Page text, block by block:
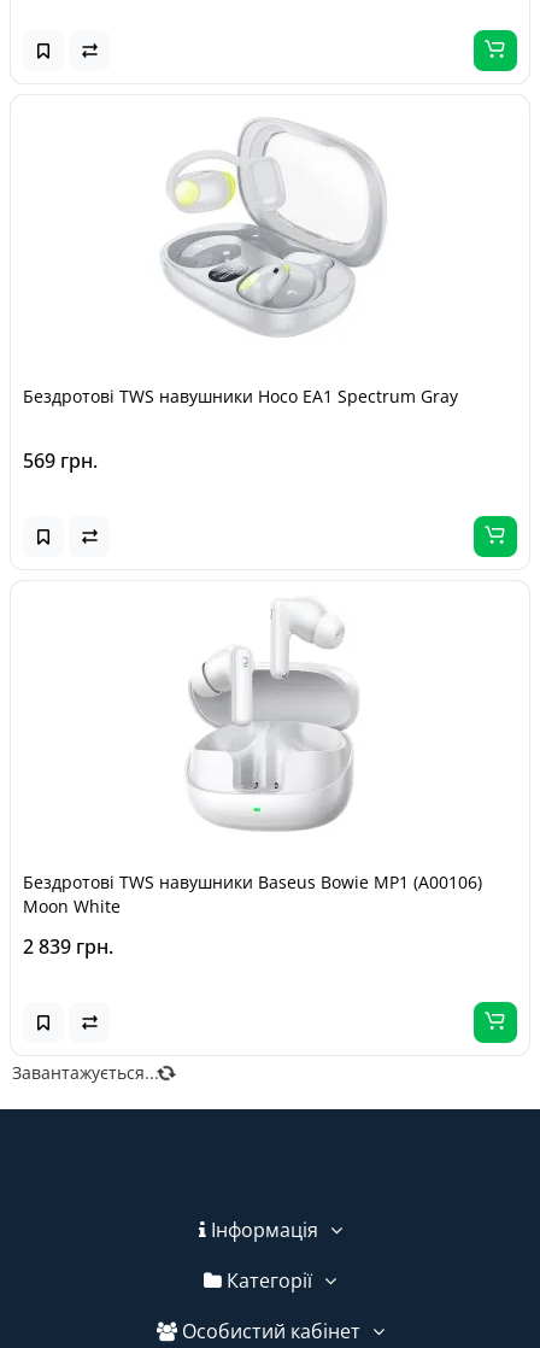
Бездротові TWS навушники Hoco EA1 Spectrum Gray
569 грн.
Бездротові TWS навушники Baseus Bowie MP1 (A00106)
Moon White
2 839 грн.
Завантажується...
Інформація
Категорії
Особистий кабінет